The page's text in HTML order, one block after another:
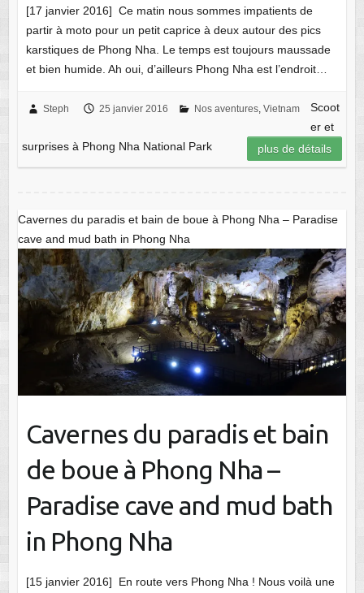
[17 janvier 2016] Ce matin nous sommes impatients de
partir à moto pour un petit caprice à deux autour des pics
karstiques de Phong Nha. Le temps est toujours maussade
et bien humide. Ah oui, d’ailleurs Phong Nha est l’endroit…
Steph 25 janvier 2016 Nos aventures, Vietnam
Scoot
er et
surprises à Phong Nha National Park
plus de détails
Cavernes du paradis et bain de boue à Phong Nha – Paradise
cave and mud bath in Phong Nha
Cavernes du paradis et bain
de boue à Phong Nha –
Paradise cave and mud bath
in Phong Nha
[15 janvier 2016] En route vers Phong Nha ! Nous voilà une